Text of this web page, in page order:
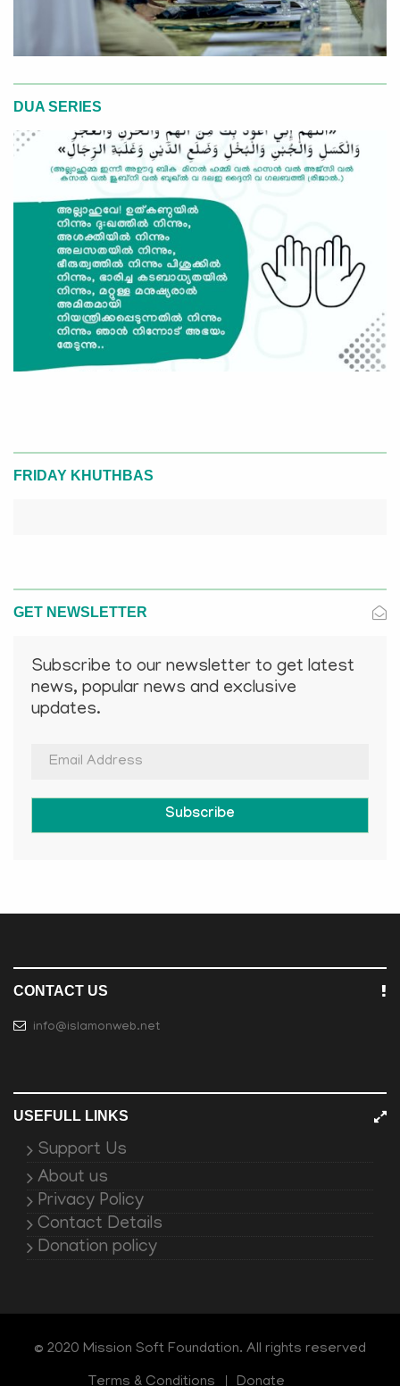
DUA SERIES
FRIDAY KHUTHBAS
GET NEWSLETTER
Subscribe to our newsletter to get latest
news, popular news and exclusive
updates.
Subscribe
CONTACT US
info@islamonweb.net
USEFULL LINKS
Support Us
About us
Privacy Policy
Contact Details
Donation policy
© 2020 Mission Soft Foundation. All rights reserved
Terms & Conditions Donate